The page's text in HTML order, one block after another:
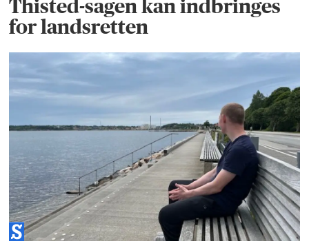
Thisted-sagen kan indbringes
for landsretten